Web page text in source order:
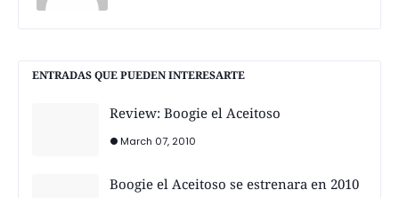
ENTRADAS QUE PUEDEN INTERESARTE
Review: Boogie el Aceitoso
March 07, 2010
Boogie el Aceitoso se estrenara en 2010